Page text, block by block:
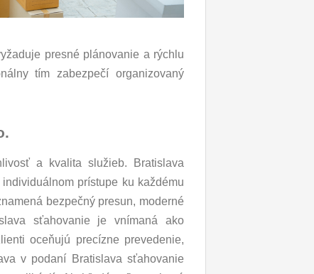
presné plánovanie a rýchlu
tím zabezpečí organizovaný
a kvalita služieb. Bratislava
prístupe ku každému
bezpečný presun, moderné
sťahovanie je vnímaná ako
oceňujú precízne prevedenie,
v podaní Bratislava sťahovanie